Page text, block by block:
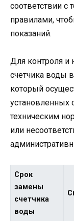
соответствии с
правилами,
показаний.
Для контроля и
счетчика воды
который
установленных
техническим
или
Срок
замены
счетчика
воды